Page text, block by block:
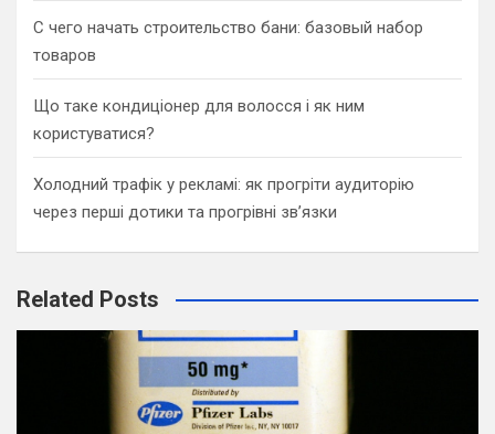
С чего начать строительство бани: базовый набор
товаров
Що таке кондиціонер для волосся і як ним
користуватися?
Холодний трафік у рекламі: як прогріти аудиторію
через перші дотики та прогрівні зв’язки
Related Posts